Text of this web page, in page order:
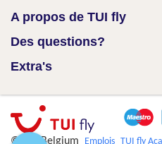
A propos de TUI fly
Des questions?
Extra's
© TUI Belgium Emplois TUI fly